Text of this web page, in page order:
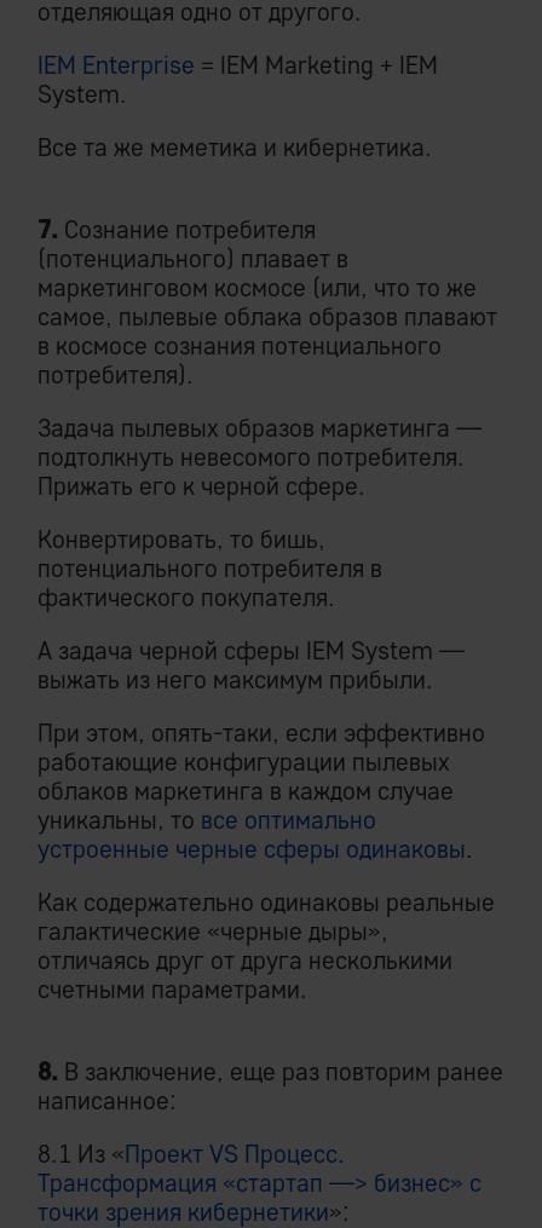
отделяющая одно от другого.
IEM Enterprise = IEM Marketing + IEM
System.
Все та же меметика и кибернетика.
7. Сознание потребителя
(потенциального) плавает в
маркетинговом космосе (или, что то же
самое, пылевые облака образов плавают
в космосе сознания потенциального
потребителя).
Задача пылевых образов маркетинга —
подтолкнуть невесомого потребителя.
Прижать его к черной сфере.
Конвертировать, то бишь,
потенциального потребителя в
фактического покупателя.
А задача черной сферы IEM System —
выжать из него максимум прибыли.
При этом, опять-таки, если эффективно
работающие конфигурации пылевых
облаков маркетинга в каждом случае
уникальны, то все оптимально
устроенные черные сферы одинаковы.
Как содержательно одинаковы реальные
галактические «черные дыры»,
отличаясь друг от друга несколькими
счетными параметрами.
8. В заключение, еще раз повторим ранее
написанное:
8.1 Из «Проект VS Процесс.
Трансформация «стартап —> бизнес» с
точки зрения кибернетики»: